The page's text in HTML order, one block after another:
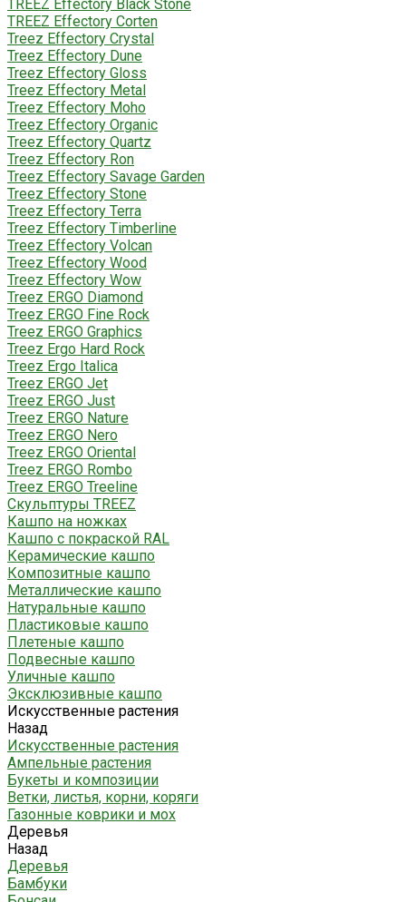
TREEZ Effectory Black Stone
TREEZ Effectory Corten
Treez Effectory Crystal
Treez Effectory Dune
Treez Effectory Gloss
Treez Effectory Metal
Treez Effectory Moho
Treez Effectory Organic
Treez Effectory Quartz
Treez Effectory Ron
Treez Effectory Savage Garden
Treez Effectory Stone
Treez Effectory Terra
Treez Effectory Timberline
Treez Effectory Volcan
Treez Effectory Wood
Treez Effectory Wow
Treez ERGO Diamond
Treez ERGO Fine Rock
Treez ERGO Graphics
Treez Ergo Hard Rock
Treez Ergo Italica
Treez ERGO Jet
Treez ERGO Just
Treez ERGO Nature
Treez ERGO Nero
Treez ERGO Oriental
Treez ERGO Rombo
Treez ERGO Treeline
Скульптуры TREEZ
Кашпо на ножках
Кашпо с покраской RAL
Керамические кашпо
Композитные кашпо
Металлические кашпо
Натуральные кашпо
Пластиковые кашпо
Плетеные кашпо
Подвесные кашпо
Уличные кашпо
Эксклюзивные кашпо
Искусственные растения
Назад
Искусственные растения
Ампельные растения
Букеты и композиции
Ветки, листья, корни, коряги
Газонные коврики и мох
Деревья
Назад
Деревья
Бамбуки